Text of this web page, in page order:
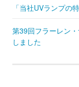
「当社UVランプの
第39回フラーレン
しました